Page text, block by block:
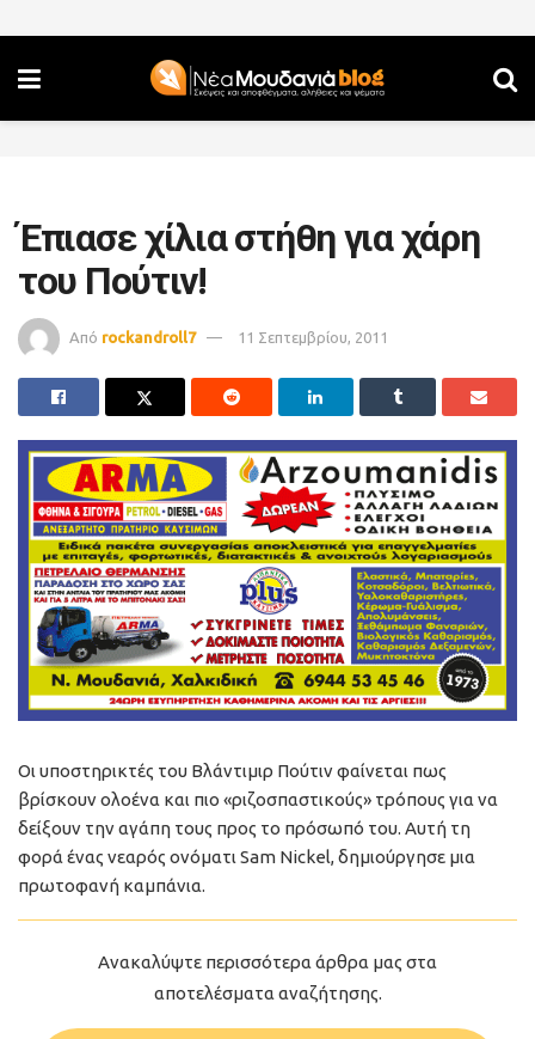
Έπιασε χίλια στήθη για χάρη
του Πούτιν!
Από rockandroll7 11 Σεπτεμβρίου, 2011
Οι υποστηρικτές του Βλάντιμιρ Πούτιν φαίνεται πως
βρίσκουν ολοένα και πιο «ριζοσπαστικούς» τρόπους για να
δείξουν την αγάπη τους προς το πρόσωπό του. Αυτή τη
φορά ένας νεαρός ονόματι Sam Nickel, δημιούργησε μια
πρωτοφανή καμπάνια.
Ανακαλύψτε περισσότερα άρθρα μας στα
αποτελέσματα αναζήτησης.